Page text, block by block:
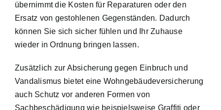
übernimmt die Kosten für Reparaturen oder den
Ersatz von gestohlenen Gegenständen. Dadurch
können Sie sich sicher fühlen und Ihr Zuhause
wieder in Ordnung bringen lassen.
Zusätzlich zur Absicherung gegen Einbruch und
Vandalismus bietet eine Wohngebäudeversicherung
auch Schutz vor anderen Formen von
Sachbeschädigung wie beispielsweise Graffiti oder